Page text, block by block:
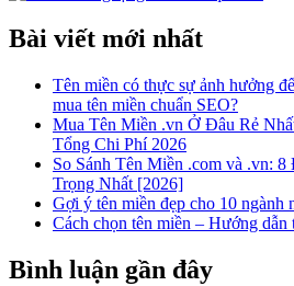
Bài viết mới nhất
Tên miền có thực sự ảnh hưởng
mua tên miền chuẩn SEO?
Mua Tên Miền .vn Ở Đâu Rẻ
Tổng Chi Phí 2026
So Sánh Tên Miền .com và .vn:
Trọng Nhất [2026]
Gợi ý tên miền đẹp cho 10 ngành
Cách chọn tên miền – Hướng
Bình luận gần đây